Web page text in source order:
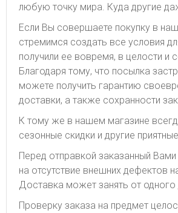
любую точку мира. Куда другие
Если Вы совершаете покупку в
стремимся создать все условия
получили ее вовремя, в целости и
Благодаря тому, что посылка
можете получить гарантию
доставки, а также сохранности
К тому же в нашем магазине
сезонные скидки и другие
Перед отправкой заказанный
на отсутствие внешних дефектов
Доставка может занять от одного
Проверку заказа на предмет